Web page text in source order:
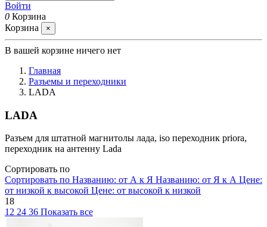
Войти
0 Корзина
Корзина
×
В вашей корзине ничего нет
Главная
Разъемы и переходники
LADA
LADA
Разъем для штатной магнитолы лада, iso переходник priora,
переходник на антенну Lada
Сортировать по
Сортировать по Названию: от А к Я Названию: от Я к А Цене:
от низкой к высокой Цене: от высокой к низкой
18
12 24 36 Показать все